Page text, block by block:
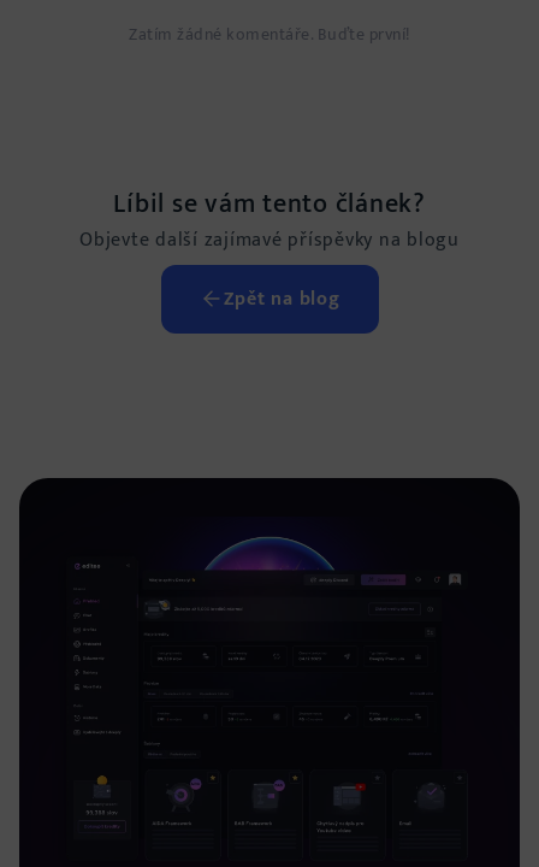
Zatím žádné komentáře. Buďte první!
Líbil se vám tento článek?
Objevte další zajímavé příspěvky na blogu
Zpět na blog